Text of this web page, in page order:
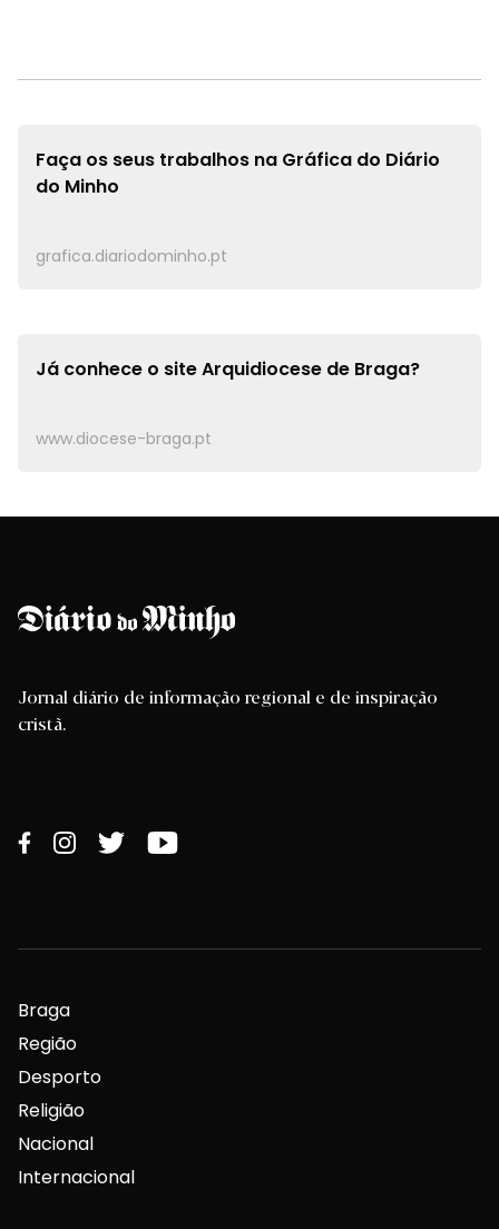
Faça os seus trabalhos na Gráfica do Diário
do Minho
grafica.diariodominho.pt
Já conhece o siteArquidiocese de Braga?
www.diocese-braga.pt
Jornal diário de informação regional e de inspiração
cristã.
Braga
Região
Desporto
Religião
Nacional
Internacional